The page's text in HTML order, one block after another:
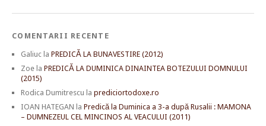
COMENTARII RECENTE
Galiuc la PREDICĂ LA BUNAVESTIRE (2012)
Zoe la PREDICĂ LA DUMINICA DINAINTEA BOTEZULUI DOMNULUI
(2015)
Rodica Dumitrescu la prediciortodoxe.ro
IOAN HATEGAN la Predică la Duminica a 3-a după Rusalii : MAMONA
– DUMNEZEUL CEL MINCINOS AL VEACULUI (2011)